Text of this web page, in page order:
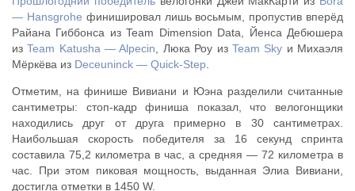
— Hansgrohe финишировал лишь восьмым, пропустив вперёд
Райана Гиббонса из Team Dimension Data, Йенса Дебюшера
изTeam Katusha — Alpecin , Люка Роу из Team Sky и Михаэля
Мёркёва из Deceuninck — Quick-Step
Отметим, на финише Вивиани и Юэна разделили считанные
сантиметры: стоп-кадр финиша показал, что велогонщики
находились друг от друга примерно в 30 сантиметрах.
Наибольшая скорость победителя за 16 секунд спринта
составила 75,2 километра в час, а средняя — 72 километра в
час. При этом пиковая мощность, выданная Элиа Вивиани,
достигла отметки в 1450 W.